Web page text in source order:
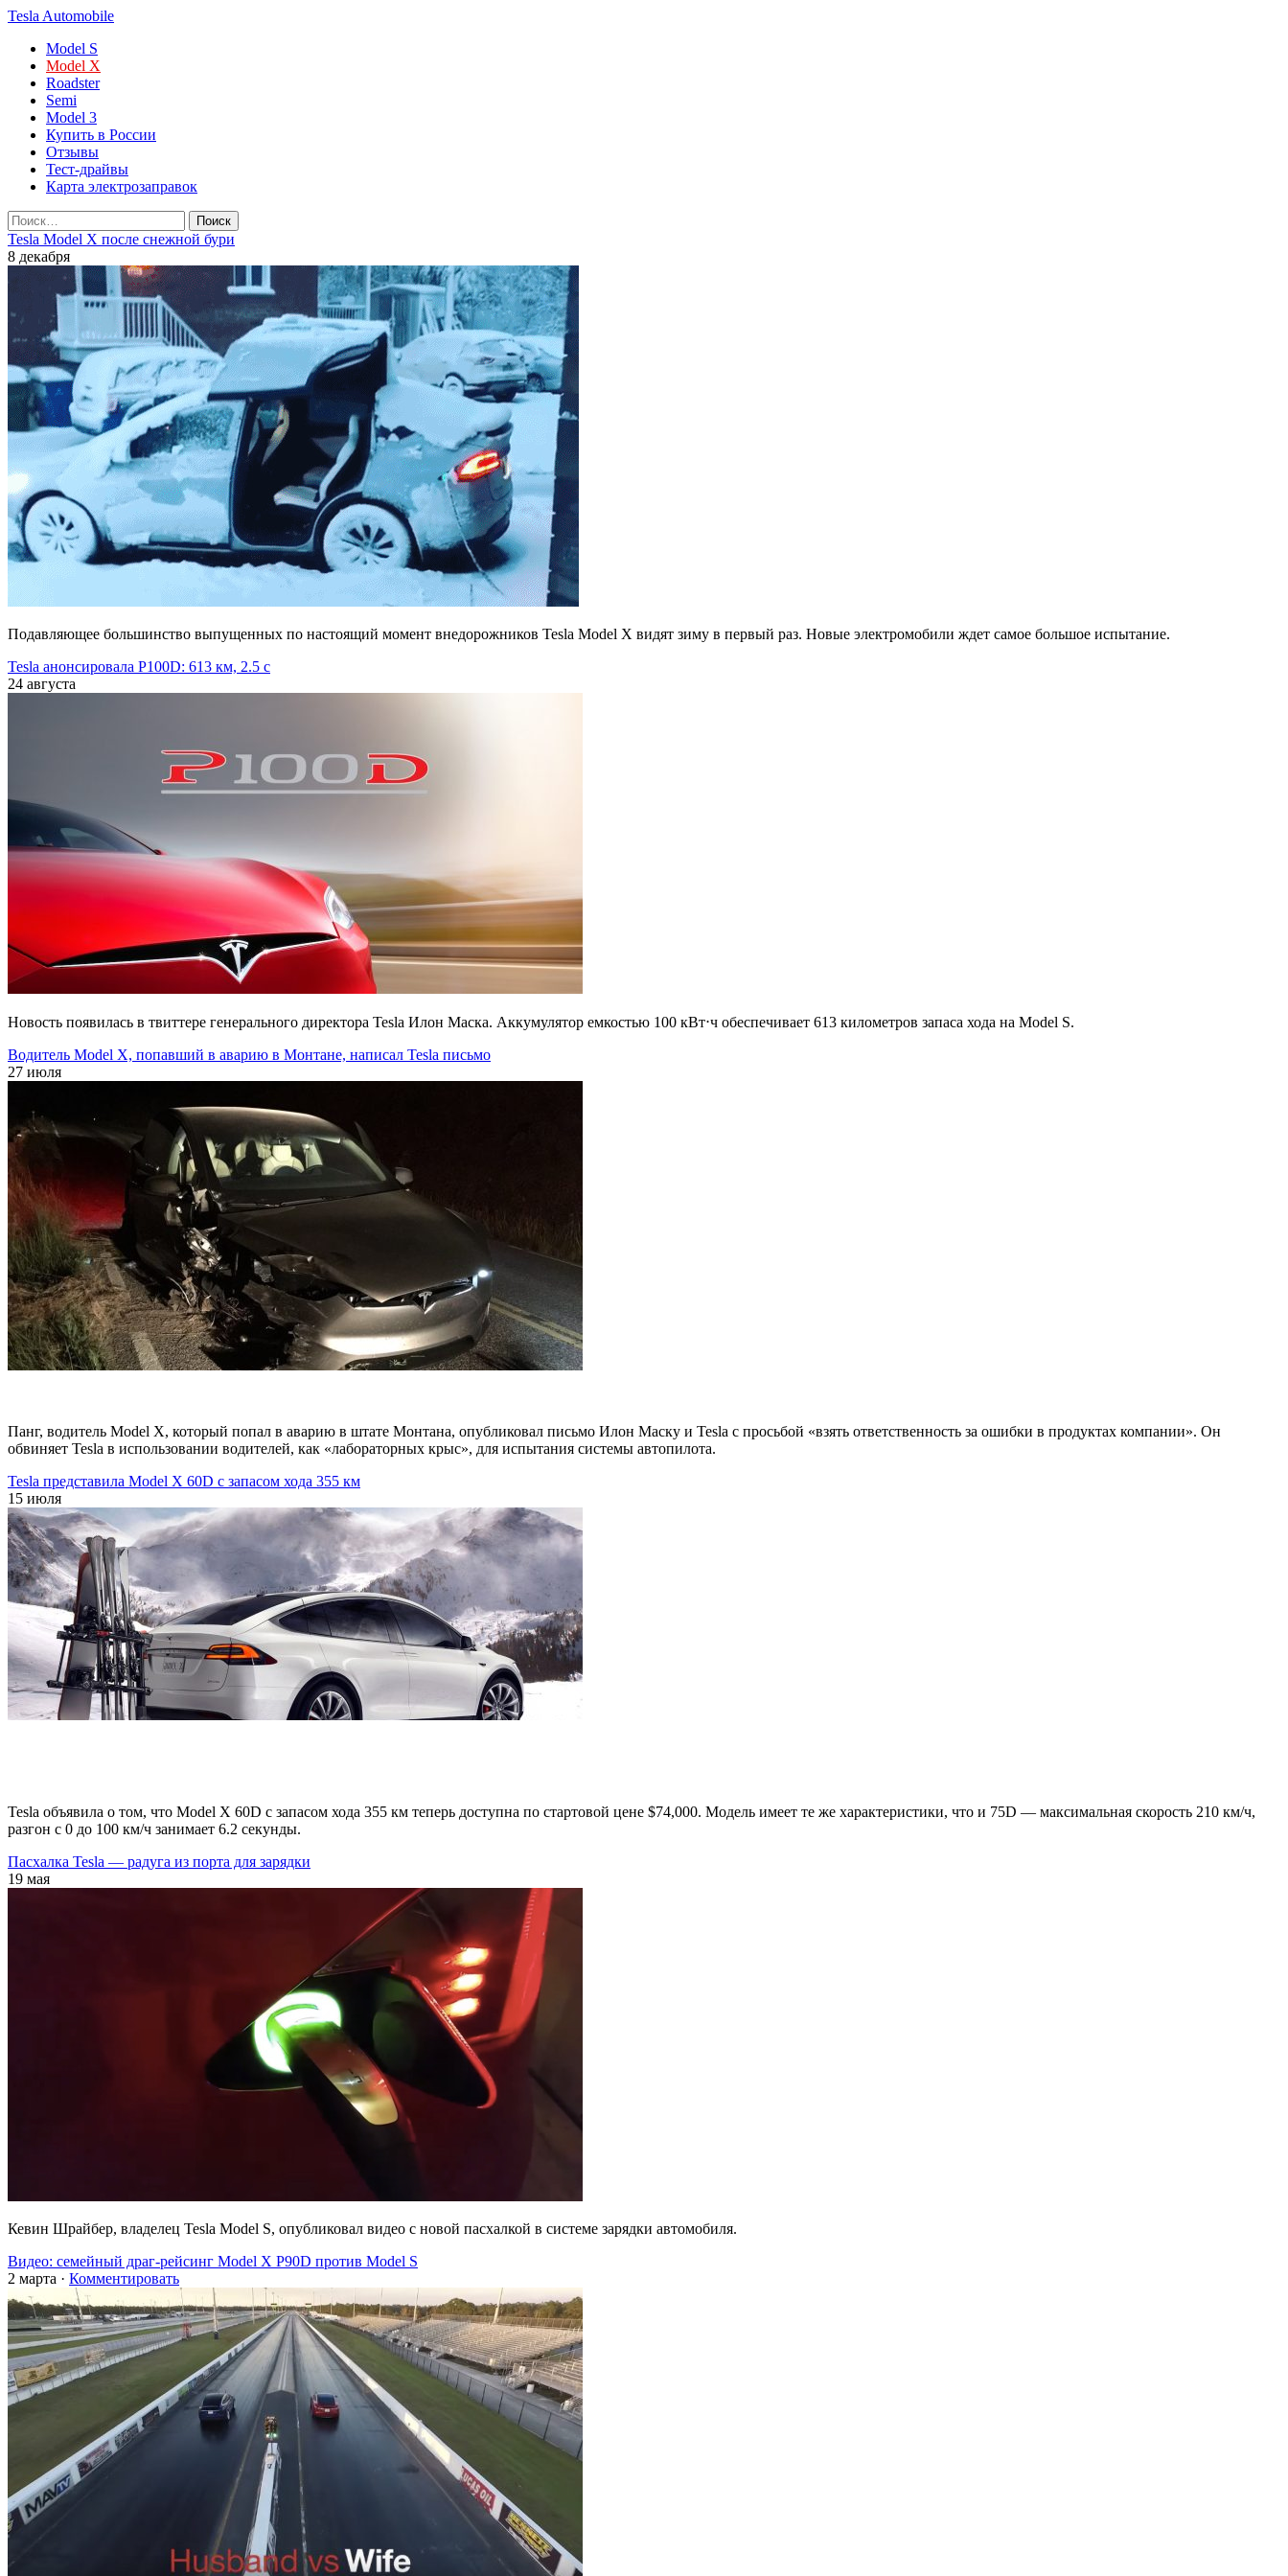
Tesla Automobile
Model S
Model X
Roadster
Semi
Model 3
Купить в России
Отзывы
Тест-драйвы
Карта электрозаправок
Tesla Model X после снежной бури
8 декабря
Подавляющее большинство выпущенных по настоящий момент внедорожников Tesla Model X видят зиму в первый раз. Новые электромобили ждет самое большое испытание.
Tesla анонсировала P100D: 613 км, 2.5 с
24 августа
Новость появилась в твиттере генерального директора Tesla Илон Маска. Аккумулятор емкостью 100 кВт⋅ч обеспечивает 613 километров запаса хода на Model S.
Водитель Model X, попавший в аварию в Монтане, написал Tesla письмо
27 июля
Панг, водитель Model X, который попал в аварию в штате Монтана, опубликовал письмо Илон Маску и Tesla с просьбой «взять ответственность за ошибки в продуктах компании». Он
обвиняет Tesla в использовании водителей, как «лабораторных крыс», для испытания системы автопилота.
Tesla представила Model X 60D с запасом хода 355 км
15 июля
Tesla объявила о том, что Model X 60D с запасом хода 355 км теперь доступна по стартовой цене $74,000. Модель имеет те же характеристики, что и 75D — максимальная скорость 210 км/ч,
разгон с 0 до 100 км/ч занимает 6.2 секунды.
Пасхалка Tesla — радуга из порта для зарядки
19 мая
Кевин Шрайбер, владелец Tesla Model S, опубликовал видео с новой пасхалкой в системе зарядки автомобиля.
Видео: семейный драг-рейсинг Model X P90D против Model S
2 марта · Комментировать